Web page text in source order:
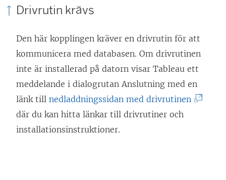
Drivrutin krävs
Den här kopplingen kräver en drivrutin för att
kommunicera med databasen. Om drivrutinen
inte är installerad på datorn visar Tableau ett
meddelande i dialogrutan Anslutning med en
länk till nedladdningssidan med drivrutinen
där du kan hitta länkar till drivrutiner och
installationsinstruktioner.